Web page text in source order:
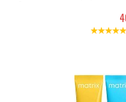
Duża ilość